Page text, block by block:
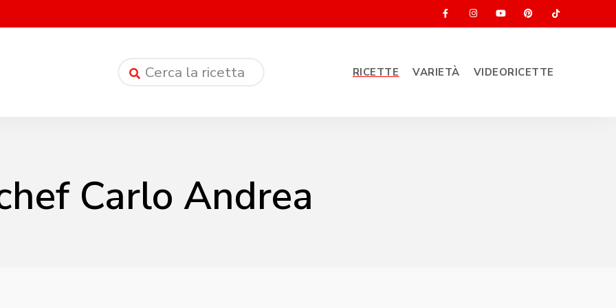
RICETTE VARIETÀ VIDEORICETTE
Carlo Andrea